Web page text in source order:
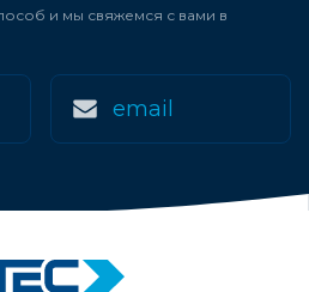
и мы свяжемся с вами в
email